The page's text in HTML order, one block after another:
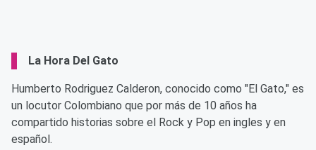
La Hora Del Gato
Humberto Rodriguez Calderon, conocido como "El Gato," es
un locutor Colombiano que por más de 10 años ha
compartido historias sobre el Rock y Pop en ingles y en
español.